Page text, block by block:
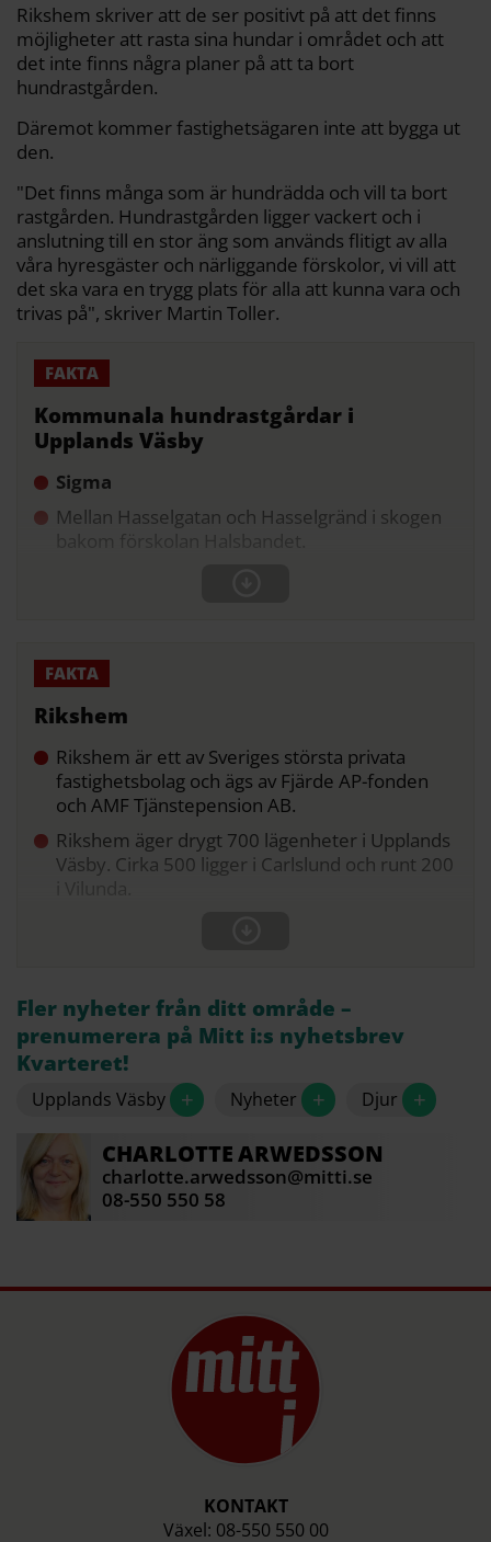
Rikshem skriver att de ser positivt på att det finns
möjligheter att rasta sina hundar i området och att
det inte finns några planer på att ta bort
hundrastgården.
Däremot kommer fastighetsägaren inte att bygga ut
den.
"Det finns många som är hundrädda och vill ta bort
rastgården. Hundrastgården ligger vackert och i
anslutning till en stor äng som används flitigt av alla
våra hyresgäster och närliggande förskolor, vi vill att
det ska vara en trygg plats för alla att kunna vara och
trivas på", skriver Martin Toller.
Kommunala hundrastgårdar i
Upplands Väsby
Sigma
Mellan Hasselgatan och Hasselgränd i skogen
bakom förskolan Halsbandet.
Rikshem
Rikshem är ett av Sveriges största privata
fastighetsbolag och ägs av Fjärde AP-fonden
och AMF Tjänstepension AB.
Rikshem äger drygt 700 lägenheter i Upplands
Väsby. Cirka 500 ligger i Carlslund och runt 200
Fler nyheter från ditt område –
prenumerera på Mitt i:s nyhetsbrev
Kvarteret!
Upplands Väsby + Nyheter + Djur +
CHARLOTTEARWEDSSON
charlotte.arwedsson@mitti.se
08-550 550 58
KONTAKT
Växel: 08-550 550 00